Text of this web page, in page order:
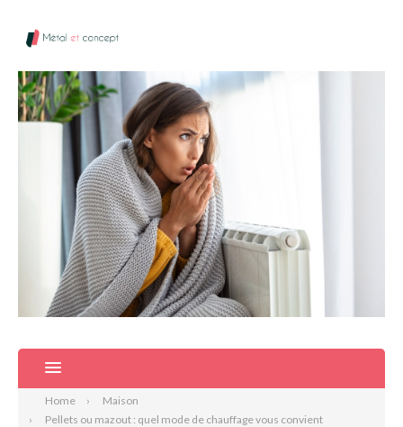
Home
Maison
Pellets ou mazout : quel mode de chauffage vous convient